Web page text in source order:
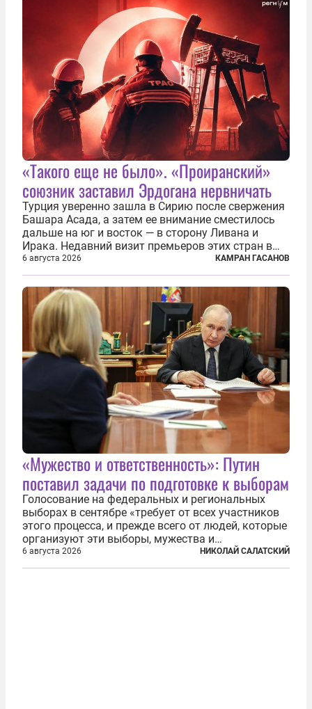
«Такого еще не было». «Проиранский»
союзник заставил Эрдогана нервничать
Турция уверенно зашла в Сирию после свержения
Башара Асада, а затем ее внимание сместилось
дальше на юг и восток — в сторону Ливана и
Ирака. Недавний визит премьеров этих стран в
Анкару, договоры об участии турецкой компании
TPAO в разработке нефти иракского Киркука и
«Дороги развития» подтверждают...
6 августа 2026 КАМРАН ГАСАНОВ
«Мужество и ответственность»: Путин
поставил задачи по подготовке к выборам
Голосование на федеральных и региональных
выборах в сентябре «требует от всех участников
этого процесса, и прежде всего от людей, которые
организуют эти выборы, мужества и
ответственного отношения к формированию
власти», — подчеркнул президент Владимир Путин
6 августа 2026 НИКОЛАЙ САЛАТСКИЙ